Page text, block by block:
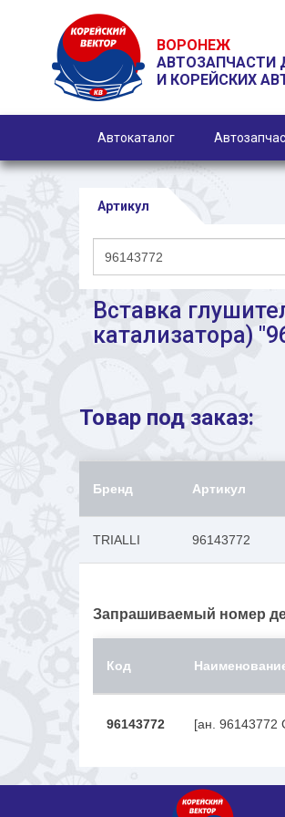
ВОРОНЕЖ
АВТОЗАПЧАСТИ
И КОРЕЙСКИХ
Автокаталог
Артикул
Вставка
катализатора)
Товар под заказ:
Бренд Артикул
TRIALLI 96143772
Запрашиваемый номер
Код
96143772 [ан. 96143772